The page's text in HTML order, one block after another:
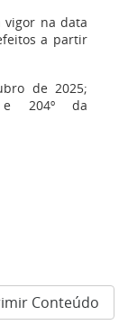
na data
a partir
de 2025;
e 204º da
Conteúdo